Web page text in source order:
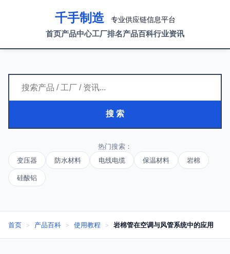
千手制造 专业供应链信息平台
首页产品中心工厂排名产品百科行业资讯
搜 索
热门搜索：
变压器
防水材料 电线电缆 保温材料 岩棉
硅酸铝
首页 > 产品百科 > 使用教程 > 岩棉管在空调与风管系统中的应用